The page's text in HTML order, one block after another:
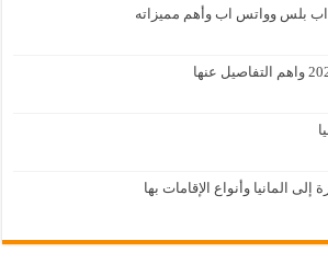
اب بلس وواتس اب وأهم مميزاته
المانيا وأنواع الإقامات بها